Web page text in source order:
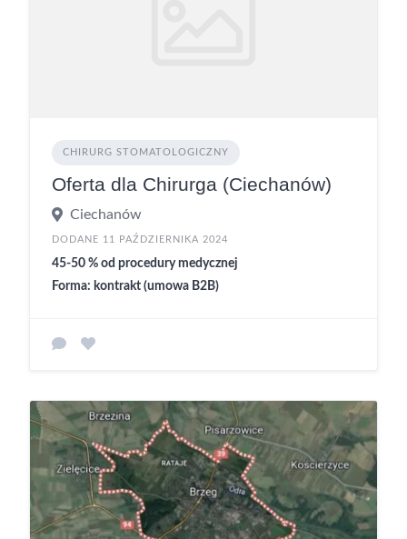
CHIRURG STOMATOLOGICZNY
Oferta dla Chirurga (Ciechanów)
Ciechanów
DODANE 11 PAŹDZIERNIKA 2024
45-50 % od procedury medycznej
Forma: kontrakt (umowa B2B)